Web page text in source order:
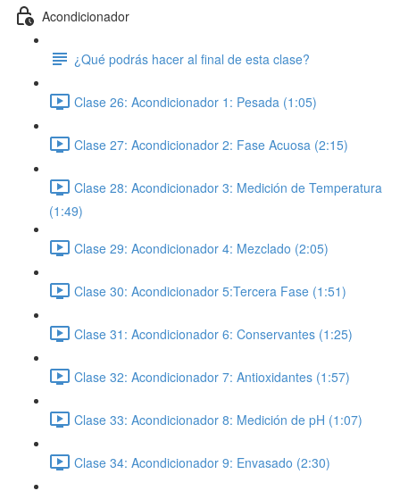
Acondicionador
¿Qué podrás hacer al final de esta clase?
Clase 26: Acondicionador 1: Pesada (1:05)
Clase 27: Acondicionador 2: Fase Acuosa (2:15)
Clase 28: Acondicionador 3: Medición de Temperatura
(1:49)
Clase 29: Acondicionador 4: Mezclado (2:05)
Clase 30: Acondicionador 5:Tercera Fase (1:51)
Clase 31: Acondicionador 6: Conservantes (1:25)
Clase 32: Acondicionador 7: Antioxidantes (1:57)
Clase 33: Acondicionador 8: Medición de pH (1:07)
Clase 34: Acondicionador 9: Envasado (2:30)